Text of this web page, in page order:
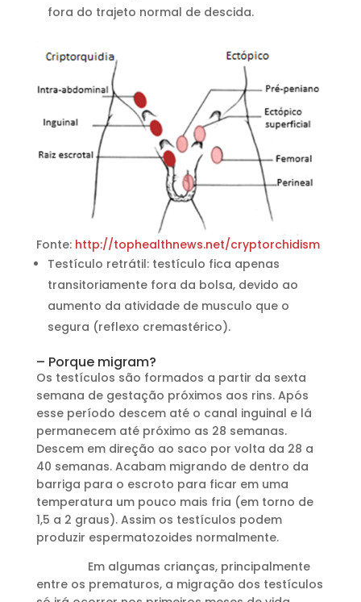
fora do trajeto normal de descida.
Fonte: http://tophealthnews.net/cryptorchidism
Testículo retrátil: testículo fica apenas
transitoriamente fora da bolsa, devido ao
aumento da atividade de musculo que o
segura (reflexo cremastérico).
– Porque migram?
Os testículos são formados a partir da sexta
semana de gestação próximos aos rins. Após
esse período descem até o canal inguinal e lá
permanecem até próximo as 28 semanas.
Descem em direção ao saco por volta da 28 a
40 semanas. Acabam migrando de dentro da
barriga para o escroto para ficar em uma
temperatura um pouco mais fria (em torno de
1,5 a 2 graus). Assim os testículos podem
produzir espermatozoides normalmente.
Em algumas crianças, principalmente
entre os prematuros, a migração dos testículos